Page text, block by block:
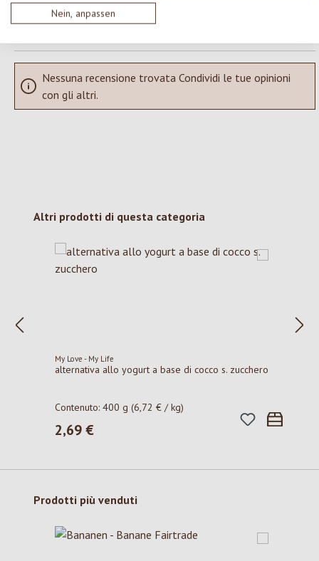
Nein, anpassen
Visualizza le valutazioni solo nella lingua corrente.
Nessuna recensione trovata Condividi le tue opinioni
con gli altri.
Salta la galleria dei prodotti
Altri prodotti di questa categoria
My Love - My Life
alternativa allo yogurt a base di cocco s. zucchero
Contenuto:400 g(6,72 € / kg)
Prezzo normale:
2,69 €
Salta la galleria dei prodotti
Prodotti più venduti